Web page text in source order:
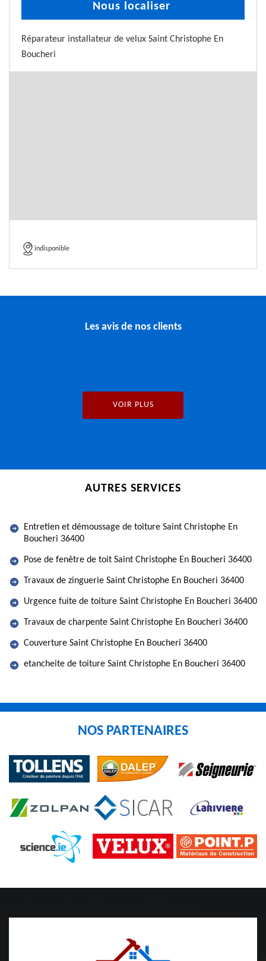
Nous localiser
Réparateur installateur de velux Saint Christophe En
Boucheri
indisponible
Les avis de nos clients
VOIR PLUS
AUTRES SERVICES
Entretien et démoussage de toiture Saint Christophe En
Boucheri 36400
Pose de fenêtre de toit Saint Christophe En Boucheri 36400
Travaux de zinguerie Saint Christophe En Boucheri 36400
Urgence fuite de toiture Saint Christophe En Boucheri 36400
Travaux de charpente Saint Christophe En Boucheri 36400
Couverture Saint Christophe En Boucheri 36400
etancheite de toiture Saint Christophe En Boucheri 36400
NOS PARTENAIRES